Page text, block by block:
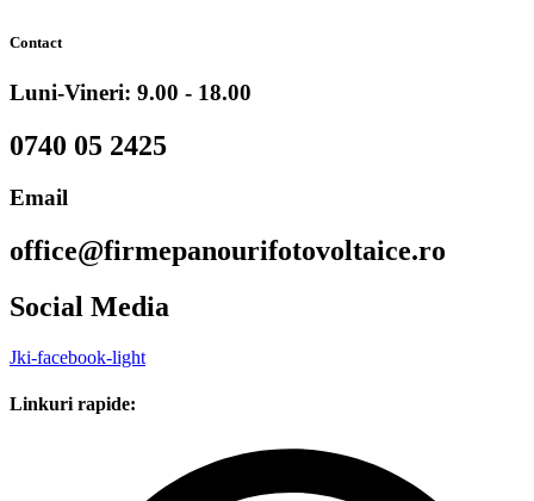
Contact
Luni-Vineri: 9.00 - 18.00
0740 05 2425
Email
office@firmepanourifotovoltaice.ro
Social Media
Jki-facebook-light
Linkuri rapide: